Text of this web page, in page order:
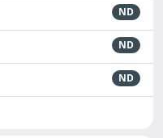
ND
ND
ND